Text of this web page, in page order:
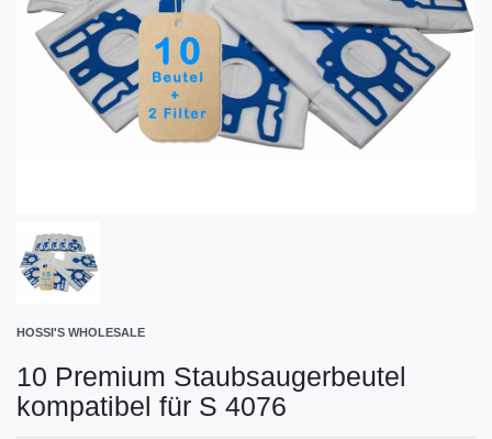
HOSSI'S WHOLESALE
10 Premium Staubsaugerbeutel
kompatibel für S 4076